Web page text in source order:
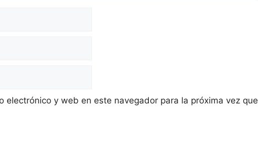
electrónico y web en este navegador para la próxima vez que